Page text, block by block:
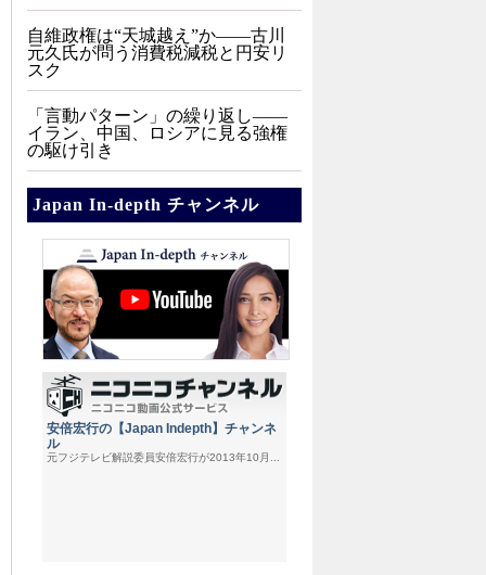
自維政権は“天城越え”か――古川
元久氏が問う消費税減税と円安リ
スク
「言動パターン」の繰り返し――
イラン、中国、ロシアに見る強権
の駆け引き
Japan In-depth チャンネル